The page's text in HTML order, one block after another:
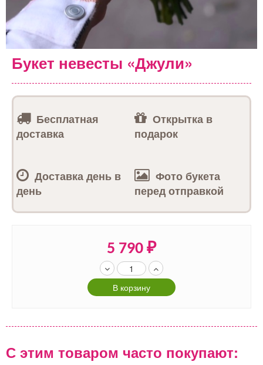
Букет невесты «Джули»
Бесплатная
доставка
Открытка в
подарок
Доставка день в
день
Фото букета
перед отправкой
5 790 ₽
В корзину
С этим товаром часто покупают: